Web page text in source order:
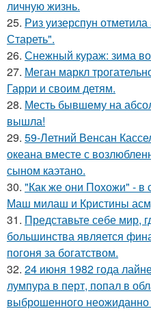
личную жизнь.
25. Риз уизерспун
Стареть".
26. Снежный кураж: зима во
27. Меган маркл
Гарри и своим детям.
28. Месть бывшему на
вышла!
29. 59-Летний Венсан
океана вместе с
сыном каэтано.
30. "Как же они Похожи" - в
Маш милаш и Кристины
31. Представьте себе мир,
большинства является
погоня за богатством.
32. 24 июня 1982 года
лумпура в перт, попал в
выброшенного